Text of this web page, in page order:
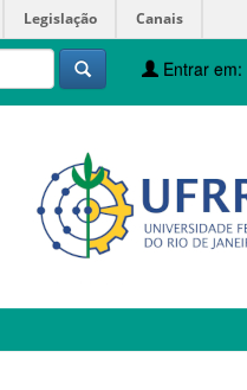
Legislação Canais
Entrar em: